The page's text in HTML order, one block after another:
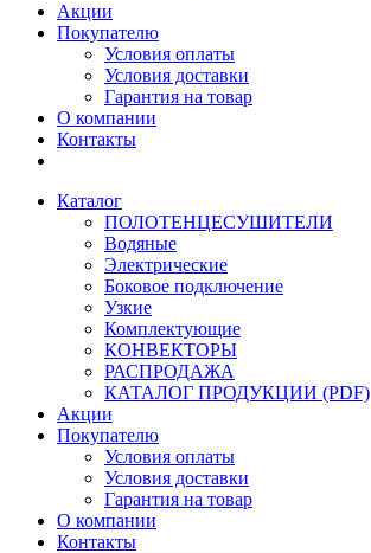
Акции
Покупателю
Условия оплаты
Условия доставки
Гарантия на товар
О компании
Контакты
Каталог
ПОЛОТЕНЦЕСУШИТЕЛИ
Водяные
Электрические
Боковое подключение
Узкие
Комплектующие
КОНВЕКТОРЫ
РАСПРОДАЖА
КАТАЛОГ ПРОДУКЦИИ (PDF)
Акции
Покупателю
Условия оплаты
Условия доставки
Гарантия на товар
О компании
Контакты